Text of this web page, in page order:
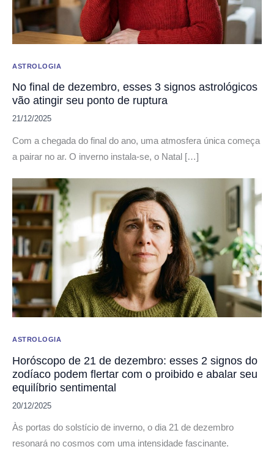
ASTROLOGIA
No final de dezembro, esses 3 signos astrológicos
vão atingir seu ponto de ruptura
21/12/2025
Com a chegada do final do ano, uma atmosfera única começa
a pairar no ar. O inverno instala-se, o Natal […]
ASTROLOGIA
Horóscopo de 21 de dezembro: esses 2 signos do
zodíaco podem flertar com o proibido e abalar seu
equilíbrio sentimental
20/12/2025
Às portas do solstício de inverno, o dia 21 de dezembro
resonará no cosmos com uma intensidade fascinante.